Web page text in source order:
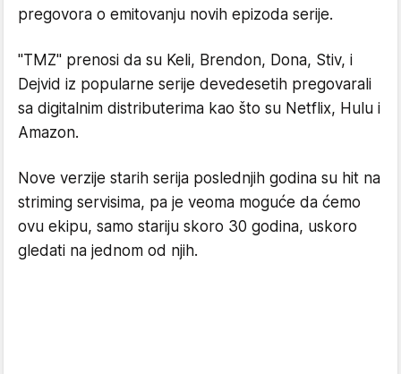
pregovora o emitovanju novih epizoda serije.
"TMZ" prenosi da su Keli, Brendon, Dona, Stiv, i
Dejvid iz popularne serije devedesetih pregovarali
sa digitalnim distributerima kao što su Netflix, Hulu i
Amazon.
Nove verzije starih serija poslednjih godina su hit na
striming servisima, pa je veoma moguće da ćemo
ovu ekipu, samo stariju skoro 30 godina, uskoro
gledati na jednom od njih.